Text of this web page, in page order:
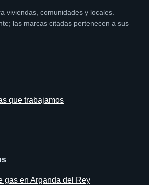
viviendas, comunidades y locales.
las marcas citadas pertenecen a sus
que trabajamos
gas en Arganda del Rey